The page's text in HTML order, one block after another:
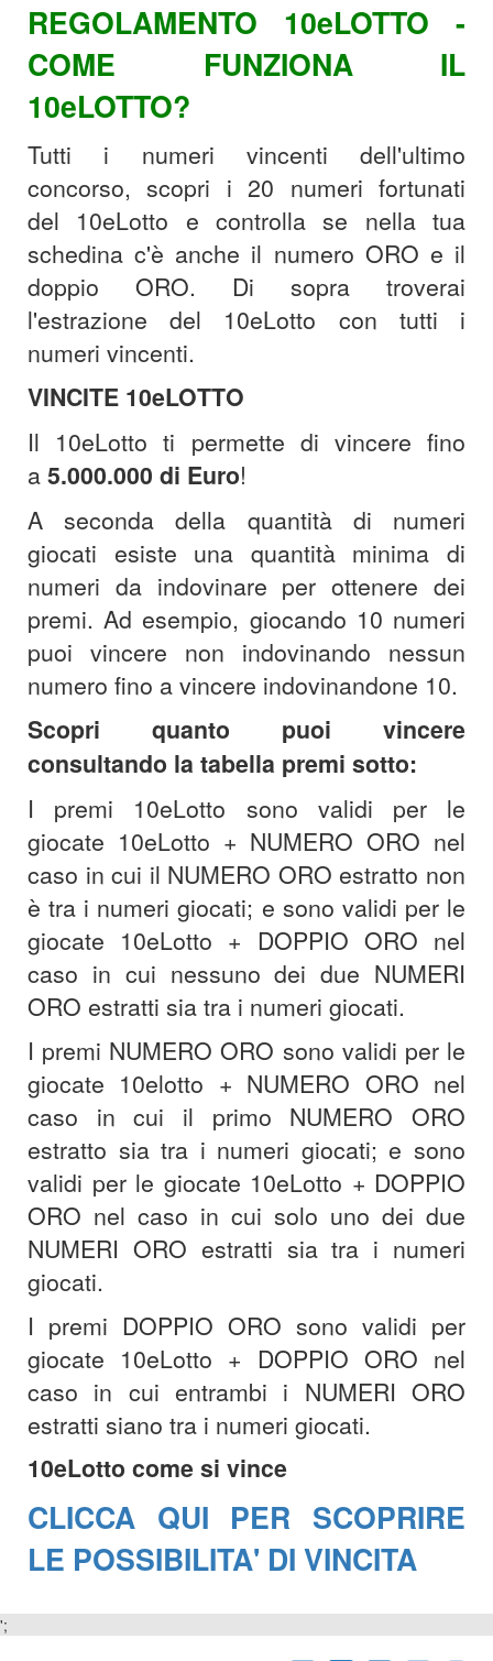
REGOLAMENTO 10eLOTTO -
COME FUNZIONA IL
10eLOTTO?
Tutti i numeri vincenti dell'ultimo
concorso, scopri i 20 numeri fortunati
del 10eLotto e controlla se nella tua
schedina c'è anche il numero ORO e il
doppio ORO. Di sopra troverai
l'estrazione del 10eLotto con tutti i
numeri vincenti.
VINCITE 10eLOTTO
Il 10eLotto ti permette di vincere fino
a 5.000.000 di Euro!
A seconda della quantità di numeri
giocati esiste una quantità minima di
numeri da indovinare per ottenere dei
premi. Ad esempio, giocando 10 numeri
puoi vincere non indovinando nessun
numero fino a vincere indovinandone 10.
Scopri quanto puoi vincere
consultando la tabella premi sotto:
I premi 10eLotto sono validi per le
giocate 10eLotto + NUMERO ORO nel
caso in cui il NUMERO ORO estratto non
è tra i numeri giocati; e sono validi per le
giocate 10eLotto + DOPPIO ORO nel
caso in cui nessuno dei due NUMERI
ORO estratti sia tra i numeri giocati.
I premi NUMERO ORO sono validi per le
giocate 10elotto + NUMERO ORO nel
caso in cui il primo NUMERO ORO
estratto sia tra i numeri giocati; e sono
validi per le giocate 10eLotto + DOPPIO
ORO nel caso in cui solo uno dei due
NUMERI ORO estratti sia tra i numeri
giocati.
I premi DOPPIO ORO sono validi per
giocate 10eLotto + DOPPIO ORO nel
caso in cui entrambi i NUMERI ORO
estratti siano tra i numeri giocati.
10eLotto come si vince
CLICCA QUI PER SCOPRIRE
LE POSSIBILITA' DI VINCITA
';